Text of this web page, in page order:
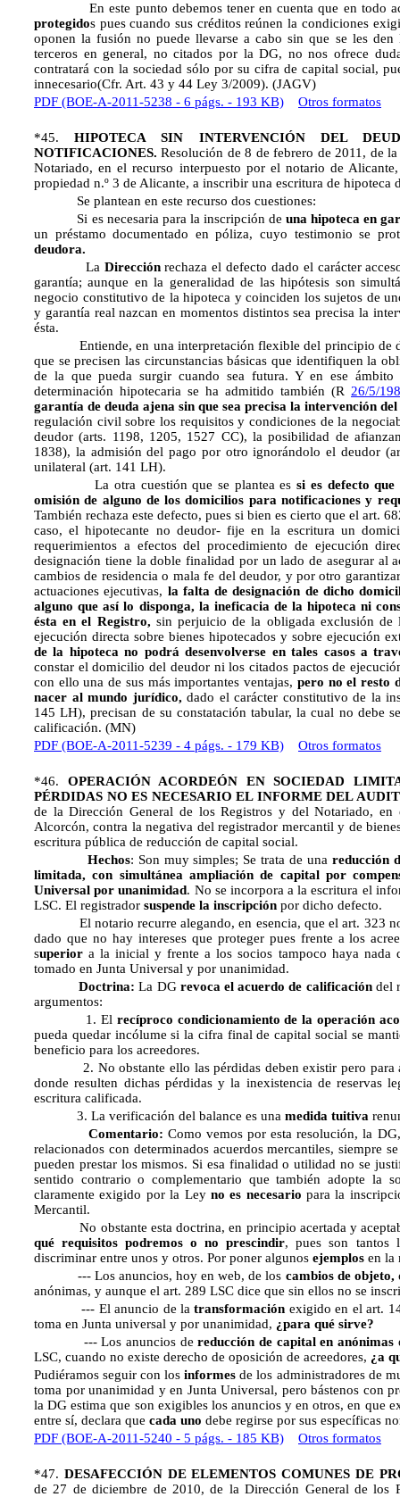
En este punto debemos tener en cuenta que en todo
protegidos pues cuando sus créditos reúnen la condiciones
oponen la fusión no puede llevarse a cabo sin que se les
terceros en general, no citados por la DG, no nos ofrece
contratará con la sociedad sólo por su cifra de capital social,
innecesario(Cfr. Art. 43 y 44 Ley 3/2009). (JAGV)
PDF (BOE-A-2011-5238 - 6 págs. - 193 KB)
Otros formatos
*45.HIPOTECA SIN INTERVENCIÓN DEL
NOTIFICACIONES. Resolución de 8 de febrero de 2011, de
Notariado, en el recurso interpuesto por el notario de
propiedad n.º 3 de Alicante, a inscribir una escritura de hipoteca
Se plantean en este recurso dos cuestiones:
Si es necesaria para la inscripción de una hipoteca en
un préstamo documentado en póliza, cuyo testimonio se
deudora.
La Direcciónrechaza el defecto dado el carácter
garantía; aunque en la generalidad de las hipótesis son
negocio constitutivo de la hipoteca y coinciden los sujetos de
y garantía real nazcan en momentos distintos sea precisa la
ésta.
Entiende, en una interpretación flexible del principio de
que se precisen las circunstancias básicas que identifiquen la
de la que pueda surgir cuando sea futura. Y en ese
determinación hipotecaria se ha admitido también (R26/5/
garantía de deuda ajena sin que sea precisa la intervención
regulación civil sobre los requisitos y condiciones de la
deudor (arts. 1198, 1205, 1527 CC), la posibilidad de
1838), la admisión del pago por otro ignorándolo el deudor
unilateral (art. 141 LH).
La otra cuestión que se plantea essi es defecto
omisión de alguno de los domicilios para notificaciones y
También rechaza este defecto, pues si bien es cierto que el art.
caso, el hipotecante no deudor- fije en la escritura un
requerimientos a efectos del procedimiento de ejecución
designación tiene la doble finalidad por un lado de asegurar al
cambios de residencia o mala fe del deudor, y por otro
actuaciones ejecutivas, la falta de designación de dicho
alguno que así lo disponga, la ineficacia de la hipoteca ni
ésta en el Registro,sin perjuicio de la obligada exclusión de
ejecución directa sobre bienes hipotecados y sobre ejecución
de la hipoteca no podrá desenvolverse en tales casos a
constar el domicilio del deudor ni los citados pactos de
con ello una de sus más importantes ventajas, pero no el resto
nacer al mundo jurídico,dado el carácter constitutivo de la
145 LH), precisan de su constatación tabular, la cual no debe
calificación. (MN)
PDF (BOE-A-2011-5239 - 4 págs. - 179 KB)
Otros formatos
*46. OPERACIÓN ACORDEÓN EN SOCIEDAD
PÉRDIDAS NO ES NECESARIO EL INFORME DEL
de la Dirección General de los Registros y del Notariado,
Alcorcón, contra la negativa del registrador mercantil y de
escritura pública de reducción de capital social.
Hechos: Son muy simples; Se trata de unareducción
limitada, con simultánea ampliación de capital por
Universal por unanimidad. No se incorpora a la escritura el
LSC. El registrador suspende la inscripción por dicho defecto.
El notario recurre alegando, en esencia, que el art. 323 no
dado que no hay intereses que proteger pues frente a los
superior a la inicial y frente a los socios tampoco haya nada
tomado en Junta Universal y por unanimidad.
Doctrina: La DG revoca el acuerdo de calificacióndel
argumentos:
1. El recíproco condicionamiento de la operación
pueda quedar incólume si la cifra final de capital social se
beneficio para los acreedores.
2. No obstante ello las pérdidas deben existir pero para
donde resulten dichas pérdidas y la inexistencia de reservas
escritura calificada.
3. La verificación del balance es una medida tuitiva
Comentario: Como vemos por esta resolución, la
relacionados con determinados acuerdos mercantiles, siempre
pueden prestar los mismos. Si esa finalidad o utilidad no se
sentido contrario o complementario que también adopte la
claramente exigido por la Ley no es necesario para la
Mercantil.
No obstante esta doctrina, en principio acertada y
qué requisitos podremos o no prescindir, pues son tantos
discriminar entre unos y otros. Por poner algunos ejemplos en la
--- Los anuncios, hoy en web, de los cambios de
anónimas, y aunque el art. 289 LSC dice que sin ellos no se
--- El anuncio de latransformación exigido en el art.
toma en Junta universal y por unanimidad, ¿para qué sirve?
--- Los anuncios dereducción de capital en anónimas
LSC, cuando no existe derecho de oposición de acreedores, ¿a
Pudiéramos seguir con losinformesde los administradores de
toma por unanimidad y en Junta Universal, pero bástenos con
la DG estima que son exigibles los anuncios y en otros, en que
entre sí, declara que cada uno debe regirse por sus específicas
PDF (BOE-A-2011-5240 - 5 págs. - 185 KB)
Otros formatos
*47. DESAFECCIÓN DE ELEMENTOS COMUNES DE
de 27 de diciembre de 2010, de la Dirección General de los